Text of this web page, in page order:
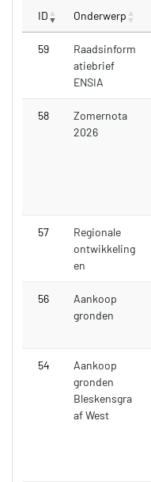
ID Onderwerp
59
Raadsinform
atiebrief
ENSIA
58
Zomernota
2026
57
Regionale
ontwikkeling
en
56
Aankoop
gronden
54
Aankoop
gronden
Bleskensgra
af West